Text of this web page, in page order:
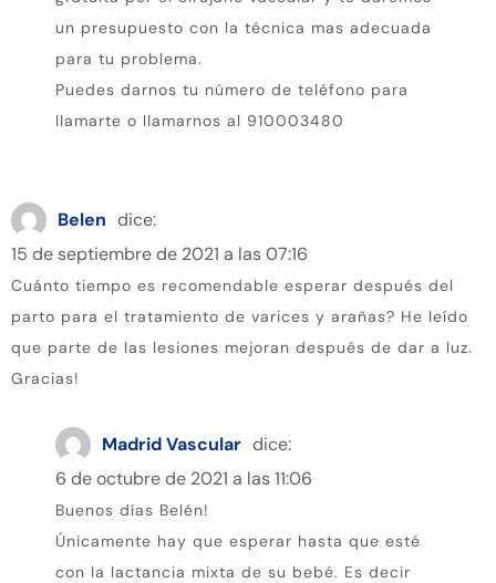
un presupuesto con la técnica mas adecuada
para tu problema.
Puedes darnos tu número de teléfono para
llamarte o llamarnos al 910003480
Belen dice:
15 de septiembre de 2021 a las 07:16
Cuánto tiempo es recomendable esperar después del
parto para el tratamiento de varices y arañas? He leído
que parte de las lesiones mejoran después de dar a luz.
Gracias!
Madrid Vascular dice:
6 de octubre de 2021 a las 11:06
Buenos días Belén!
Únicamente hay que esperar hasta que esté
con la lactancia mixta de su bebé. Es decir